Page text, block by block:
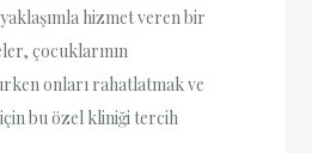
hizmet veren bir
çocuklarının
onları rahatlatmak ve
bu özel kliniği tercih